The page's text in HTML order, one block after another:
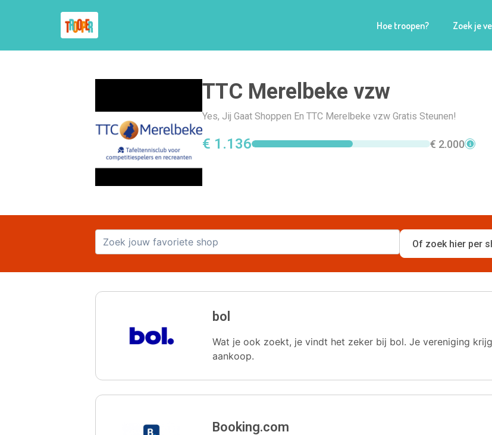
Hoe troopen? Zoek je
TTC Merelbeke vzw
Yes, Jij Gaat Shoppen En TTC Merelbeke vzw Gratis Steunen!
€ 1.136 € 2.000
bol
Wat je ook zoekt, je vindt het zeker bij bol. Je vereniging
aankoop.
Booking.com